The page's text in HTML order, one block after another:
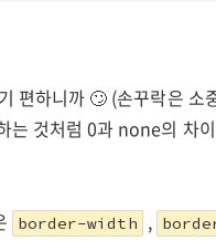
편하니까 🙄 (손꾸락은 소
는 것처럼 0과 none의 차
border-width ,